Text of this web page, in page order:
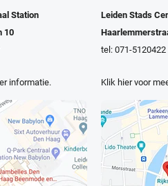
Station
10
informatie.
Leiden Stads
tel: 071-5120422
Klik hier voor